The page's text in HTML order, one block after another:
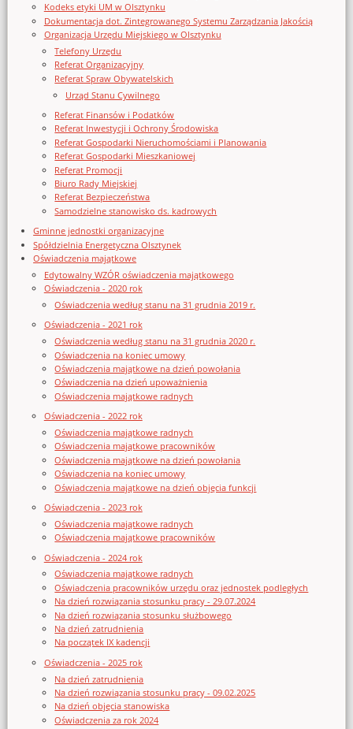
Kodeks etyki UM w Olsztynku
Dokumentacja dot. Zintegrowanego Systemu Zarządzania Jakością
Organizacja Urzędu Miejskiego w Olsztynku
Telefony Urzędu
Referat Organizacyjny
Referat Spraw Obywatelskich
Urząd Stanu Cywilnego
Referat Finansów i Podatków
Referat Inwestycji i Ochrony Środowiska
Referat Gospodarki Nieruchomościami i Planowania
Referat Gospodarki Mieszkaniowej
Referat Promocji
Biuro Rady Miejskiej
Referat Bezpieczeństwa
Samodzielne stanowisko ds. kadrowych
Gminne jednostki organizacyjne
Spółdzielnia Energetyczna Olsztynek
Oświadczenia majątkowe
Edytowalny WZÓR oświadczenia majątkowego
Oświadczenia - 2020 rok
Oświadczenia według stanu na 31 grudnia 2019 r.
Oświadczenia - 2021 rok
Oświadczenia według stanu na 31 grudnia 2020 r.
Oświadczenia na koniec umowy
Oświadczenia majątkowe na dzień powołania
Oświadczenia na dzień upoważnienia
Oświadczenia majątkowe radnych
Oświadczenia - 2022 rok
Oświadczenia majątkowe radnych
Oświadczenia majątkowe pracowników
Oświadczenia majątkowe na dzień powołania
Oświadczenia na koniec umowy
Oświadczenia majątkowe na dzień objęcia funkcji
Oświadczenia - 2023 rok
Oświadczenia majątkowe radnych
Oświadczenia majątkowe pracowników
Oświadczenia - 2024 rok
Oświadczenia majątkowe radnych
Oświadczenia pracowników urzędu oraz jednostek podległych
Na dzień rozwiązania stosunku pracy - 29.07.2024
Na dzień rozwiązania stosunku służbowego
Na dzień zatrudnienia
Na początek IX kadencji
Oświadczenia - 2025 rok
Na dzień zatrudnienia
Na dzień rozwiązania stosunku pracy - 09.02.2025
Na dzień objęcia stanowiska
Oświadczenia za rok 2024